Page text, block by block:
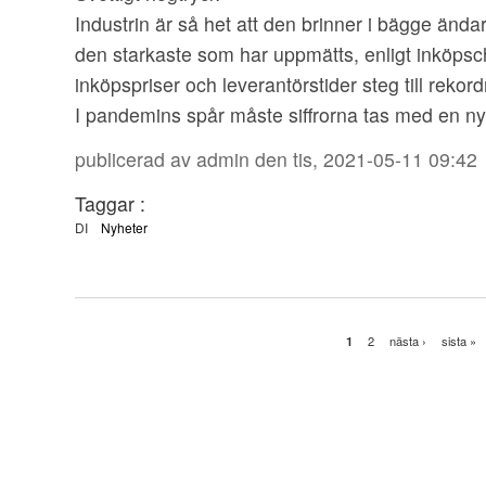
Industrin är så het att den brinner i bägge
den starkaste som har uppmätts, enligt
inköpspriser och leverantörstider steg till
I pandemins spår måste siffrorna tas med en
publicerad av admin den tis, 2021-05-11 09:42
Taggar :
DI Nyheter
1 2 nästa › sista »